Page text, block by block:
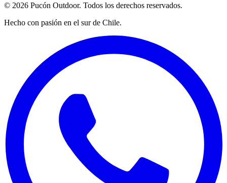
© 2026 Pucón Outdoor. Todos los derechos reservados.
Hecho con pasión en el sur de Chile.